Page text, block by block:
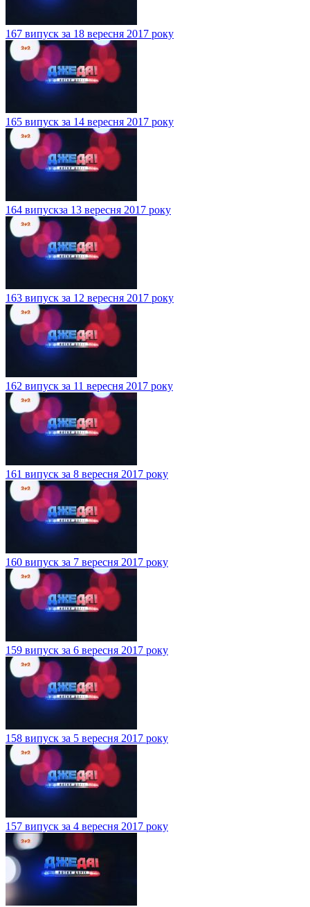
167 випуск за 18 вересня 2017 року
165 випуск за 14 вересня 2017 року
164 випускза 13 вересня 2017 року
163 випуск за 12 вересня 2017 року
162 випуск за 11 вересня 2017 року
161 випуск за 8 вересня 2017 року
160 випуск за 7 вересня 2017 року
159 випуск за 6 вересня 2017 року
158 випуск за 5 вересня 2017 року
157 випуск за 4 вересня 2017 року